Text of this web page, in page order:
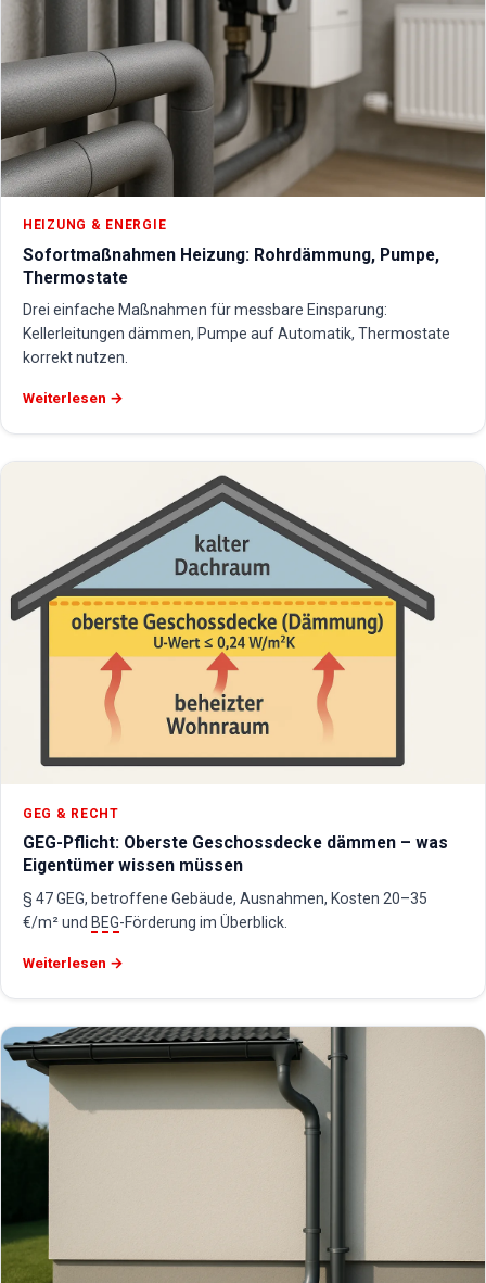
HEIZUNG & ENERGIE
Sofortmaßnahmen Heizung: Rohrdämmung, Pumpe,
Thermostate
Drei einfache Maßnahmen für messbare Einsparung:
Kellerleitungen dämmen, Pumpe auf Automatik, Thermostate
korrekt nutzen.
Weiterlesen →
GEG & RECHT
GEG-Pflicht: Oberste Geschossdecke dämmen – was
Eigentümer wissen müssen
§ 47 GEG, betroffene Gebäude, Ausnahmen, Kosten 20–35
€/m² und BEG-Förderung im Überblick.
Weiterlesen →